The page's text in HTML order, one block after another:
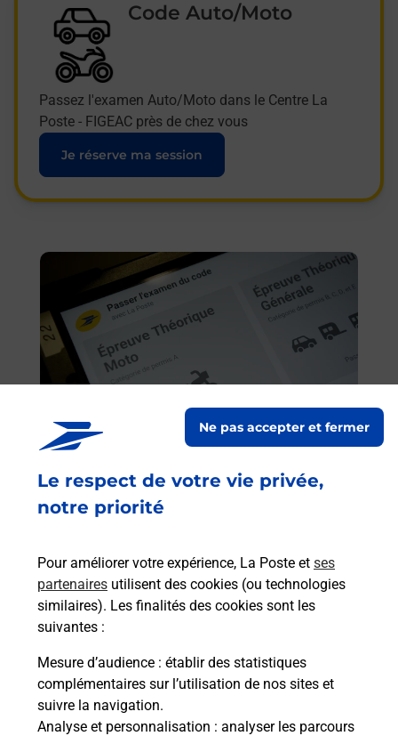
Le respect de votre vie privée,
notre priorité
Pour améliorer votre expérience, La Poste et ses
partenaires utilisent des cookies (ou technologies
similaires). Les finalités des cookies sont les
suivantes :
Mesure d’audience : établir des statistiques
complémentaires sur l’utilisation de nos sites et
suivre la navigation.
Analyse et personnalisation : analyser les parcours
Ne pas accepter et fermer
Code Auto/Moto
Passez l'examen Auto/Moto dans le Centre La
Poste - FIGEAC près de chez vous
Je réserve ma session
En savoir plus
Code de la route auto ou moto
Découvrez l'offre proposée par La Poste.
En savoir plus Je réserve
Foire aux questions